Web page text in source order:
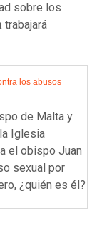
sobre los
trabajará
los abusos
de Malta y
Iglesia
el obispo Juan
sexual por
¿quién es él?